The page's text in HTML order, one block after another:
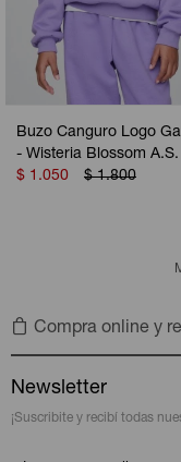
Buzo Canguro Logo
- Wisteria Blossom A.S.
$ 1.050 $ 1.800
Compra online y
Newsletter
¡Suscribite y recibí todas